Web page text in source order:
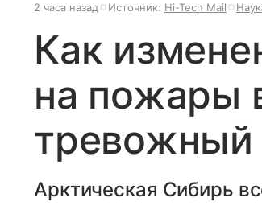
2 часа назад Источник: Hi-Tech Mail
Как
на пожары
тревожный
Арктическая Сибирь